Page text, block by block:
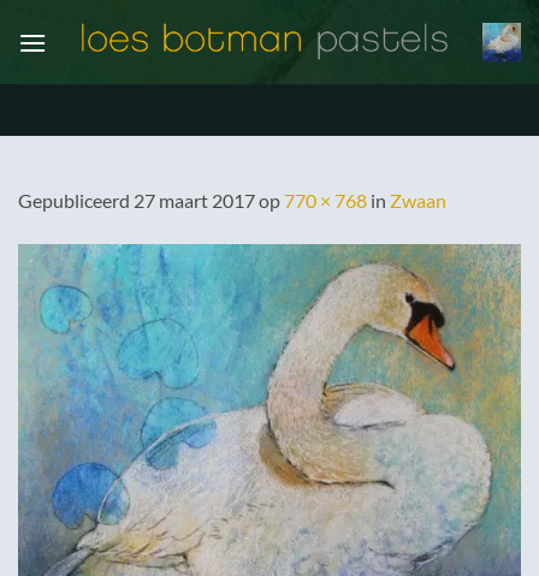
naar
Gepubliceerd 27 maart 2017op770 × 768 in Zwaan